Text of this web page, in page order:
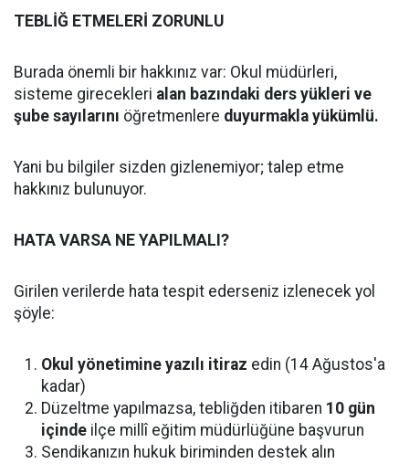
TEBLİĞ ETMELERİ ZORUNLU
Burada önemli bir hakkınız var: Okul müdürleri,
sisteme girecekleri alan bazındaki ders yükleri ve
şube sayılarını öğretmenlere duyurmakla yükümlü.
Yani bu bilgiler sizden gizlenemiyor; talep etme
hakkınız bulunuyor.
HATA VARSA NE YAPILMALI?
Girilen verilerde hata tespit ederseniz izlenecek yol
şöyle:
Okul yönetimine yazılı itiraz edin (14 Ağustos'a
kadar)
Düzeltme yapılmazsa, tebliğden itibaren 10 gün
içinde ilçe millî eğitim müdürlüğüne başvurun
Sendikanızın hukuk biriminden destek alın